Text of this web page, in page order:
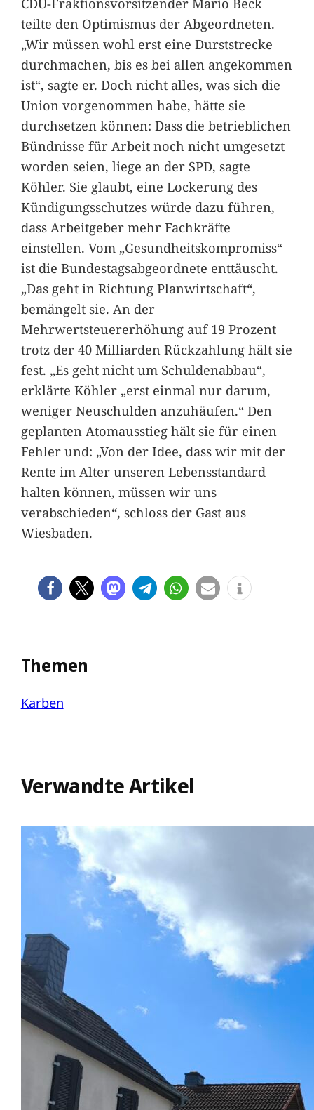
teilte den Optimismus der Abgeordneten.
„Wir müssen wohl erst eine Durststrecke
durchmachen, bis es bei allen angekommen
ist“, sagte er. Doch nicht alles, was sich die
Union vorgenommen habe, hätte sie
durchsetzen können: Dass die betrieblichen
Bündnisse für Arbeit noch nicht umgesetzt
worden seien, liege an der SPD, sagte
Köhler. Sie glaubt, eine Lockerung des
Kündigungsschutzes würde dazu führen,
dass Arbeitgeber mehr Fachkräfte
einstellen. Vom „Gesundheitskompromiss“
ist die Bundestagsabgeordnete enttäuscht.
„Das geht in Richtung Planwirtschaft“,
bemängelt sie. An der
Mehrwertsteuererhöhung auf 19 Prozent
trotz der 40 Milliarden Rückzahlung hält sie
fest. „Es geht nicht um Schuldenabbau“,
erklärte Köhler „erst einmal nur darum,
weniger Neuschulden anzuhäufen.“ Den
geplanten Atomausstieg hält sie für einen
Fehler und: „Von der Idee, dass wir mit der
Rente im Alter unseren Lebensstandard
halten können, müssen wir uns
verabschieden“, schloss der Gast aus
Wiesbaden.
Themen
Karben
Verwandte Artikel